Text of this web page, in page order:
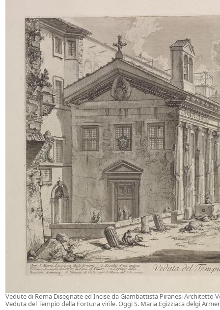
Vedute di Roma Disegnate ed Incise da Giambattista Piranesi Architetto
Veduta del Tempio della Fortuna virile. Oggi S. Maria Egizziaca delgi